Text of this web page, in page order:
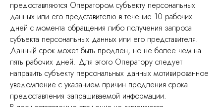
предоставляются Оператором субъекту персональных
данных или его представителю в течение 10 рабочих
дней с момента обращения либо получения запроса
субъекта персональных данных или его представителя.
Данный срок может быть продлен, но не более чем на
пять рабочих дней. Для этого Оператору следует
направить субъекту персональных данных мотивированное
уведомление с указанием причин продления срока
предоставления запрашиваемой информации.